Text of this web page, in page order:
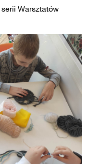
Warsztatów